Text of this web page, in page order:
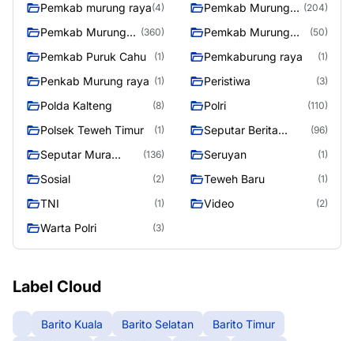
Pemkab murung raya(4)
Pemkab Murung
(204)
Pemkab Murung
(360)
Pemkab Murung
(50)
Pemkab Puruk Cahu (1) Pemkaburung raya (1)
Penkab Murung raya (1) Peristiwa (3)
Polda Kalteng (8) Polri (110)
Polsek Teweh Timur (1)
Seputar Berita
(96)
Seputar Mura
(136) Seruyan (1)
Sosial (2) Teweh Baru (1)
TNI (1) Video (2)
Warta Polri (3)
Label Cloud
Barito Kuala Barito Selatan
Barito Timur